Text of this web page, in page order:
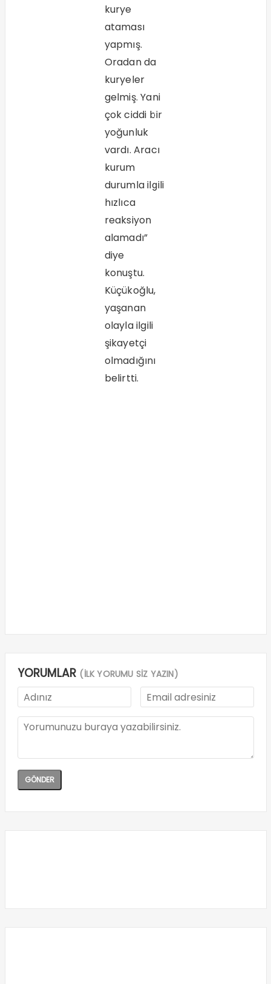
kurye
ataması
yapmış.
Oradan da
kuryeler
gelmiş. Yani
çok ciddi bir
yoğunluk
vardı. Aracı
kurum
durumla ilgili
hızlıca
reaksiyon
alamadı”
diye
konuştu.
Küçükoğlu,
yaşanan
olayla ilgili
şikayetçi
olmadığını
belirtti.
YORUMLAR (İLK YORUMU SİZ YAZIN)